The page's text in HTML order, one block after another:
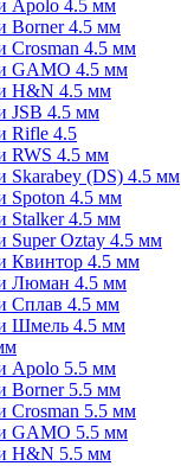
Apolo 4.5 мм
Borner 4.5 мм
Crosman 4.5 мм
GAMO 4.5 мм
H&N 4.5 мм
JSB 4.5 мм
Rifle 4.5
RWS 4.5 мм
Skarabey (DS) 4.5 мм
Spoton 4.5 мм
Stalker 4.5 мм
Super Oztay 4.5 мм
Квинтор 4.5 мм
Люман 4.5 мм
Сплав 4.5 мм
Шмель 4.5 мм
Apolo 5.5 мм
Borner 5.5 мм
Crosman 5.5 мм
GAMO 5.5 мм
H&N 5.5 мм